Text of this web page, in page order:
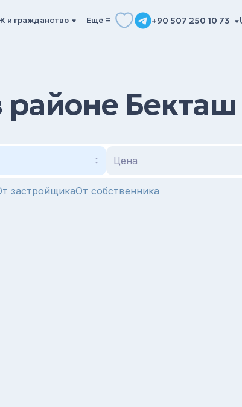
и гражданство Ещё +90 507 250 10 73
Бекташ
Цена
застройщикаОт собственника